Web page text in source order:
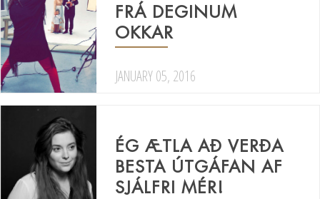
FRÁ DEGINUM
OKKAR
JANUARY 05, 2016
ÉG ÆTLA AÐ VERÐA
BESTA ÚTGÁFAN AF
SJÁLFRI MÉR!